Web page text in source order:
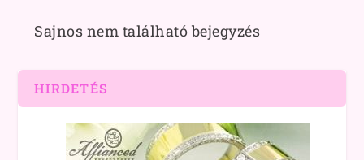
Sajnos nem található bejegyzés
HIRDETÉS